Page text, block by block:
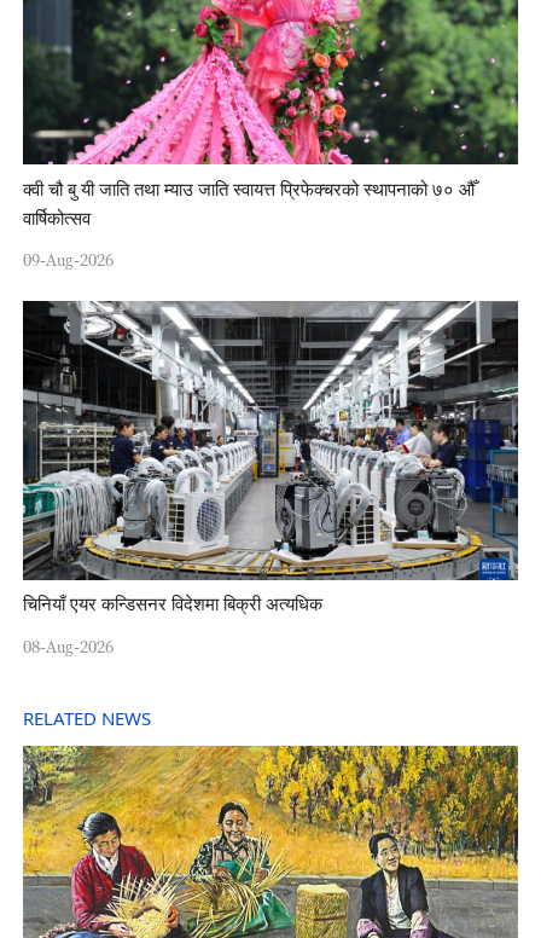
क्वी चौ बु यी जाति तथा म्याउ जाति स्वायत्त प्रिफेक्चरको स्थापनाको ७० औँ
वार्षिकोत्सव
09-Aug-2026
चिनियाँ एयर कन्डिसनर विदेशमा बिक्री अत्यधिक
08-Aug-2026
RELATED NEWS